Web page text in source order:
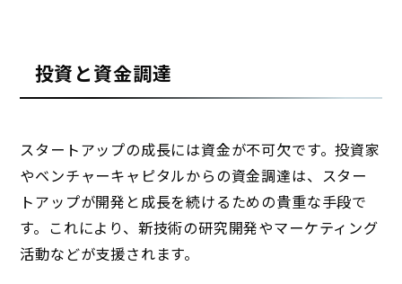
投資と資金調達
スタートアップの成長には資金が不可欠です。投資家
やベンチャーキャピタルからの資金調達は、スター
トアップが開発と成長を続けるための貴重な手段で
す。これにより、新技術の研究開発やマーケティング
活動などが支援されます。